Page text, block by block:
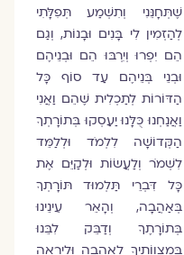
שֶׁתְּחָנֵּנִי וְתִשְׁמַע תְּפִלָּתִי
לְהַזְמִין לִי בָּנִים וּבָנוֹת, וְגַם
הֵם יִפְרוּ וְיִרְבּוּ הֵם וּבְנֵיהֶם
וּבְנֵי בְּנֵיהֶם עַד סוֹף כָּל
הַדּוֹרוֹת לְתַכְלִית שֶׁהֵם וַאֲנִי
וַאֲנַחְנוּ כֻּלָּנוּ יַעַסְקוּ בְּתוֹרָתְךָ
הַקְּדוֹשָׁה לִלְמֹד וּלְלַמֵּד
לִשְׁמֹר וְלַעֲשׂוֹת וּלְקַיֵּם אֶת
כָּל דִּבְרֵי תַּלְמוּד תּוֹרָתְךָ
בְּאַהֲבָה, וְהָאֵר עֵינֵינוּ
בְּתוֹרָתֶךָ וְדַבֵּק לִבֵּנוּ
בְּמִצְווֹתֶיךָ לְאַהֲבָה וּלְיִרְאָה